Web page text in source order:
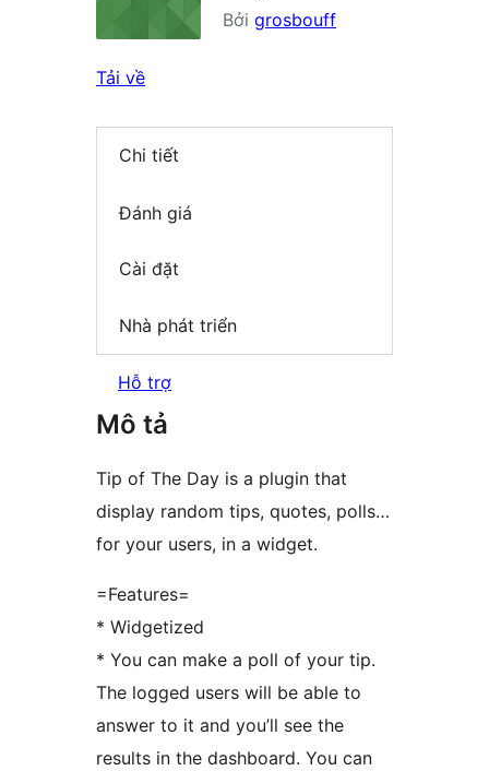
Bởi grosbouff
Tải về
Chi tiết
Đánh giá
Cài đặt
Nhà phát triển
Hỗ trợ
Mô tả
Tip of The Day is a plugin that
display random tips, quotes, polls…
for your users, in a widget.
=Features=
* Widgetized
* You can make a poll of your tip.
The logged users will be able to
answer to it and you’ll see the
results in the dashboard. You can